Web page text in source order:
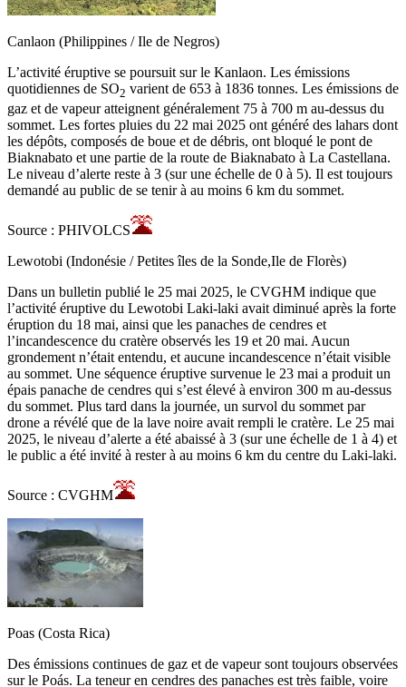
Canlaon (Philippines / Ile de Negros)
L’activité éruptive se poursuit sur le Kanlaon. Les émissions
quotidiennes de SO2 varient de 653 à 1836 tonnes. Les émissions de
gaz et de vapeur atteignent généralement 75 à 700 m au-dessus du
sommet. Les fortes pluies du 22 mai 2025 ont généré des lahars dont
les dépôts, composés de boue et de débris, ont bloqué le pont de
Biaknabato et une partie de la route de Biaknabato à La Castellana.
Le niveau d’alerte reste à 3 (sur une échelle de 0 à 5). Il est toujours
demandé au public de se tenir à au moins 6 km du sommet.
Source : PHIVOLCS
Lewotobi (Indonésie / Petites îles de la Sonde,Ile de Florès)
Dans un bulletin publié le 25 mai 2025, le CVGHM indique que
l’activité éruptive du Lewotobi Laki-laki avait diminué après la forte
éruption du 18 mai, ainsi que les panaches de cendres et
l’incandescence du cratère observés les 19 et 20 mai. Aucun
grondement n’était entendu, et aucune incandescence n’était visible
au sommet. Une séquence éruptive survenue le 23 mai a produit un
épais panache de cendres qui s’est élevé à environ 300 m au-dessus
du sommet. Plus tard dans la journée, un survol du sommet par
drone a révélé que de la lave noire avait rempli le cratère. Le 25 mai
2025, le niveau d’alerte a été abaissé à 3 (sur une échelle de 1 à 4) et
le public a été invité à rester à au moins 6 km du centre du Laki-laki.
Source : CVGHM
Poas (Costa Rica)
Des émissions continues de gaz et de vapeur sont toujours observées
sur le Poás. La teneur en cendres des panaches est très faible, voire